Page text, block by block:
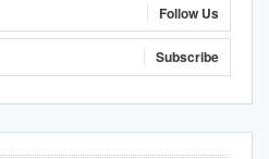
Follow Us
Subscribe